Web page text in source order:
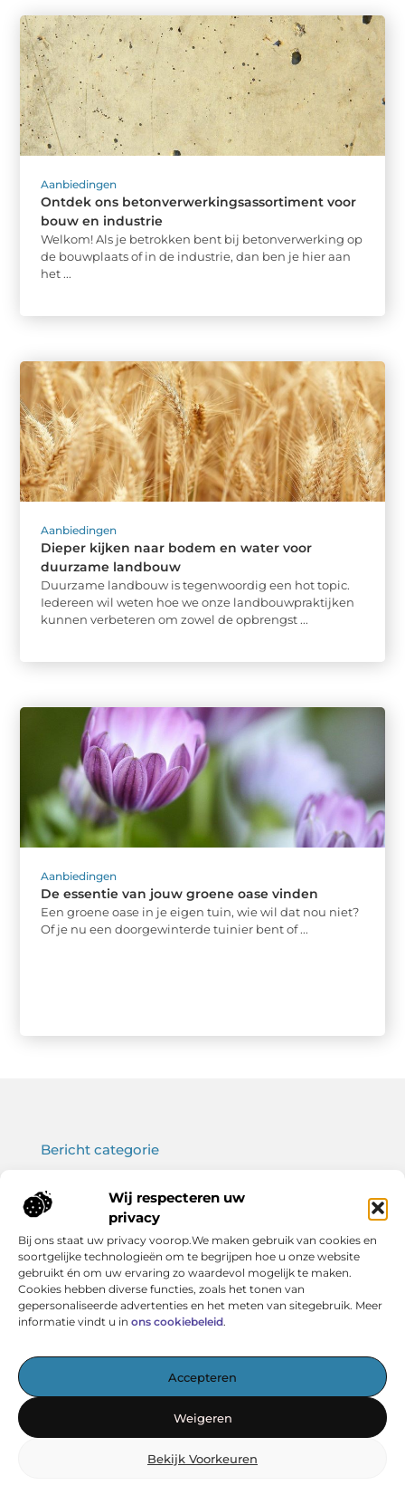
Wij respecteren uw
privacy
Bij ons staat uw privacy voorop.We maken gebruik van cookies en
soortgelijke technologieën om te begrijpen hoe u onze website
gebruikt én om uw ervaring zo waardevol mogelijk te maken.
Cookies hebben diverse functies, zoals het tonen van
gepersonaliseerde advertenties en het meten van sitegebruik. Meer
informatie vindt u in ons cookiebeleid.
Accepteren
Weigeren
Bekijk Voorkeuren
Aanbiedingen
Ontdek ons betonverwerkingsassortiment voor
bouw en industrie
Welkom! Als je betrokken bent bij betonverwerking op
de bouwplaats of in de industrie, dan ben je hier aan
het ...
Aanbiedingen
Dieper kijken naar bodem en water voor
duurzame landbouw
Duurzame landbouw is tegenwoordig een hot topic.
Iedereen wil weten hoe we onze landbouwpraktijken
kunnen verbeteren om zowel de opbrengst ...
Aanbiedingen
De essentie van jouw groene oase vinden
Een groene oase in je eigen tuin, wie wil dat nou niet?
Of je nu een doorgewinterde tuinier bent of ...
Het startpunt voor kennis en inspiratie
— Verken boeiende artikelen, handige tips en verhelderende
vandaag nog wat Vereniging BERK voor jou in petto heeft!
Onze informatie
Bericht categorie